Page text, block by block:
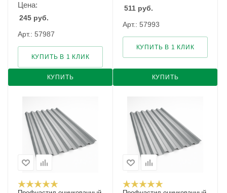
Цена:
245 руб.
Арт.: 57987
КУПИТЬ
КУПИТЬ В 1 КЛИК
511 руб.
Арт.: 57993
КУПИТЬ
КУПИТЬ В 1 КЛИК